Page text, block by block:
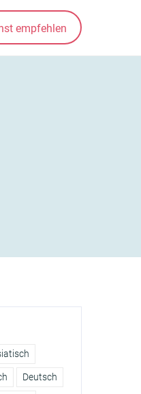
empfehlen
Deutsch